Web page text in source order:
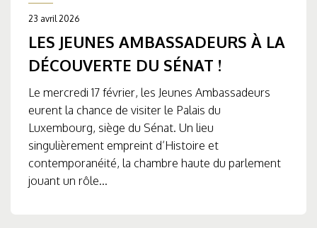
23 avril 2026
LES JEUNES AMBASSADEURS À LA
DÉCOUVERTE DU SÉNAT !
Le mercredi 17 février, les Jeunes Ambassadeurs
eurent la chance de visiter le Palais du
Luxembourg, siège du Sénat. Un lieu
singulièrement empreint d’Histoire et
contemporanéité, la chambre haute du parlement
jouant un rôle...